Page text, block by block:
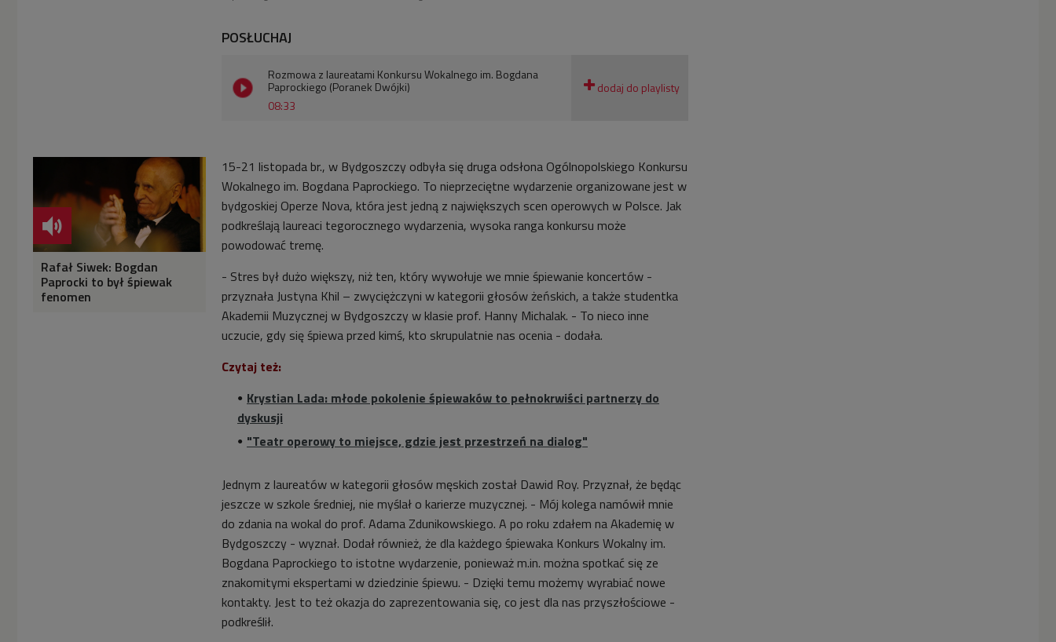
POSŁUCHAJ
08:33
Rozmowa z laureatami Konkursu Wokalnego im. Bogdana
Paprockiego (Poranek Dwójki)
Rafał Siwek: Bogdan
Paprocki to był śpiewak
fenomen
15-21 listopada br., w Bydgoszczy odbyła się druga odsłona Ogólnopolskiego Konkursu
Wokalnego im. Bogdana Paprockiego. To nieprzeciętne wydarzenie organizowane jest w
bydgoskiej Operze Nova, która jest jedną z największych scen operowych w Polsce. Jak
podkreślają laureaci tegorocznego wydarzenia, wysoka ranga konkursu może
powodować tremę.
- Stres był dużo większy, niż ten, który wywołuje we mnie śpiewanie koncertów -
przyznała Justyna Khil – zwyciężczyni w kategorii głosów żeńskich, a także studentka
Akademii Muzycznej w Bydgoszczy w klasie prof. Hanny Michalak. - To nieco inne
uczucie, gdy się śpiewa przed kimś, kto skrupulatnie nas ocenia - dodała.
Czytaj też:
Krystian Lada: młode pokolenie śpiewaków to pełnokrwiści partnerzy do
dyskusji
"Teatr operowy to miejsce, gdzie jest przestrzeń na dialog"
Jednym z laureatów w kategorii głosów męskich został Dawid Roy. Przyznał, że będąc
jeszcze w szkole średniej, nie myślał o karierze muzycznej. - Mój kolega namówił mnie
do zdania na wokal do prof. Adama Zdunikowskiego. A po roku zdałem na Akademię w
Bydgoszczy - wyznał. Dodał również, że dla każdego śpiewaka Konkurs Wokalny im.
Bogdana Paprockiego to istotne wydarzenie, ponieważ m.in. można spotkać się ze
znakomitymi ekspertami w dziedzinie śpiewu. - Dzięki temu możemy wyrabiać nowe
kontakty. Jest to też okazja do zaprezentowania się, co jest dla nas przyszłościowe -
podkreślił.